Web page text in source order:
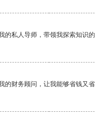
的私人导师，带领我探索知识的
的财务顾问，让我能够省钱又省